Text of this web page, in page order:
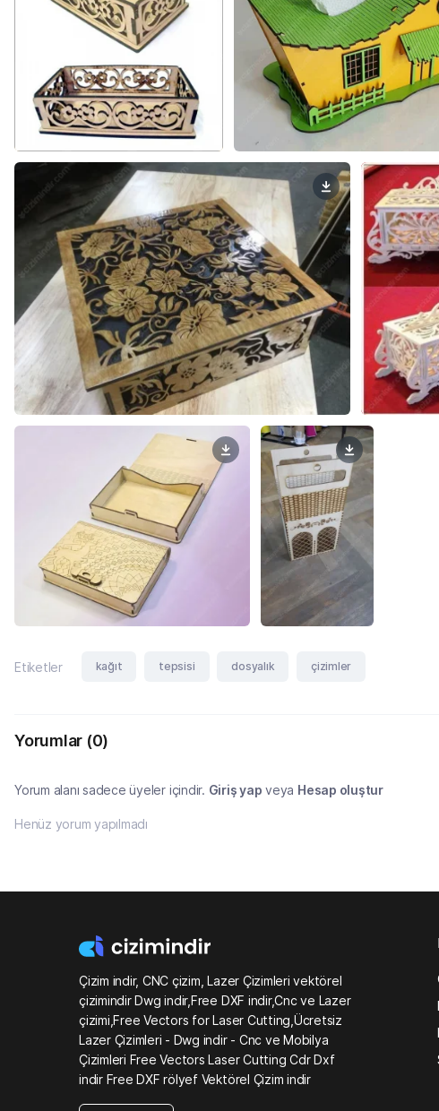
Etiketler kağıt tepsisi dosyalık çizimler
Yorumlar (0)
Yorum alanı sadece üyeler içindir. Giriş yap veya Hesap oluştur
Henüz yorum yapılmadı
Çizim indir, CNC çizim, Lazer Çizimleri vektörel
çizimindir Dwg indir,Free DXF indir,Cnc ve Lazer
çizimi,Free Vectors for Laser Cutting,Ücretsiz
Lazer Çizimleri - Dwg indir - Cnc ve Mobilya
Çizimleri Free Vectors Laser Cutting Cdr Dxf
indir Free DXF rölyef Vektörel Çizim indir